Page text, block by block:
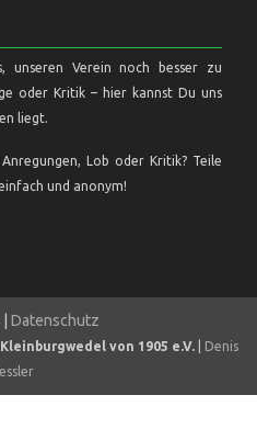
unseren Verein noch besser zu
oder Kritik – hier kannst Du uns
liegt.
Lob oder Kritik? Teile
und anonym!
Datenschutz
von 1905 e.V.
Denis